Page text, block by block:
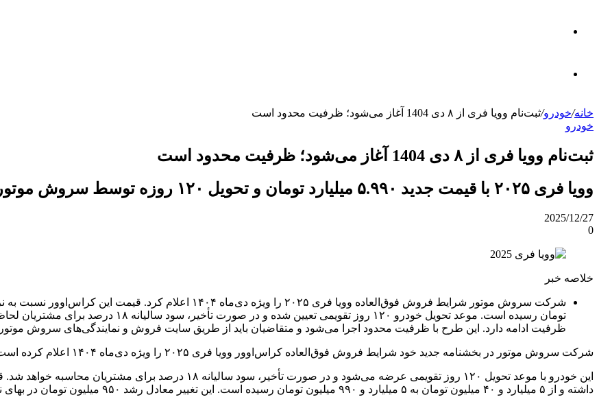
برای خانه/خودرو/ثبت‌نام وویا فری از ۸ دی 1404 آغاز می‌شود؛ ظرفیت محدود است
خودرو
ثبت‌نام وویا فری از ۸ دی 1404 آغاز می‌شود؛ ظرفیت محدود است
وویا فری ۲۰۲۵ با قیمت جدید ۵.۹۹۰ میلیارد تومان و تحویل ۱۲۰ روزه توسط سروش موتور عرضه شد.
2025/12/27
0
خلاصه خبر
ظرفیت ادامه دارد. این طرح با ظرفیت محدود اجرا می‌شود و متقاضیان باید از طریق سایت فروش و نمایندگی‌های سروش موتور
شرکت سروش موتور در بخشنامه جدید خود شرایط فروش فوق‌العاده کراس‌اوور وویا فری ۲۰۲۵ را ویژه دی‌ماه ۱۴۰۴ اعلام کرده است.
این خودرو با موعد تحویل ۱۲۰ روز تقویمی عرضه می‌شود و در صورت
داشته و از ۵ میلیارد و ۴۰ میلیون تومان به ۵ میلیارد و ۹۹۰ میلیون تومان رسیده است. این تغییر معادل رشد ۹۵۰ میلیون تومان در بهای نهایی خودرو است.